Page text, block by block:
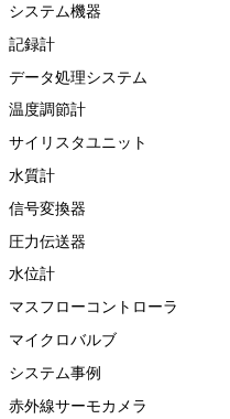
システム機器
記録計
データ処理システム
温度調節計
サイリスタユニット
水質計
信号変換器
圧力伝送器
水位計
マスフローコントローラ
マイクロバルブ
システム事例
赤外線サーモカメラ